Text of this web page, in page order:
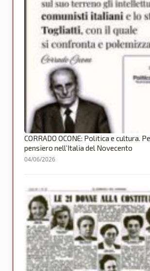
CORRADO OCONE: Politica e cultura.
pensiero nell’Italia del Novecento
04/06/2026